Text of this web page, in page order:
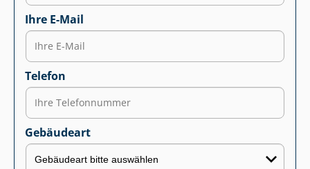
Ihre E-Mail
Telefon
Gebäudeart